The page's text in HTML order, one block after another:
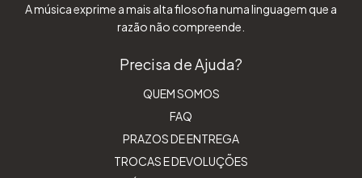
A música exprime a mais alta filosofia numa linguagem que a
razão não compreende.
Precisa de Ajuda?
QUEM SOMOS
FAQ
PRAZOS DE ENTREGA
TROCAS E DEVOLUÇÕES